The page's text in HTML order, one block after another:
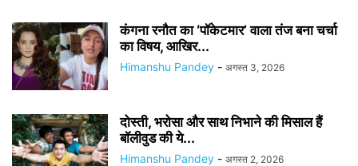
कंगना रनौत का ‘पॉकेटमार’ वाला तंज बना चर्चा
का विषय, आखिर...
Himanshu Pandey - अगस्त 3, 2026
दोस्ती, भरोसा और साथ निभाने की मिसाल हैं
बॉलीवुड की ये...
Himanshu Pandey - अगस्त 2, 2026